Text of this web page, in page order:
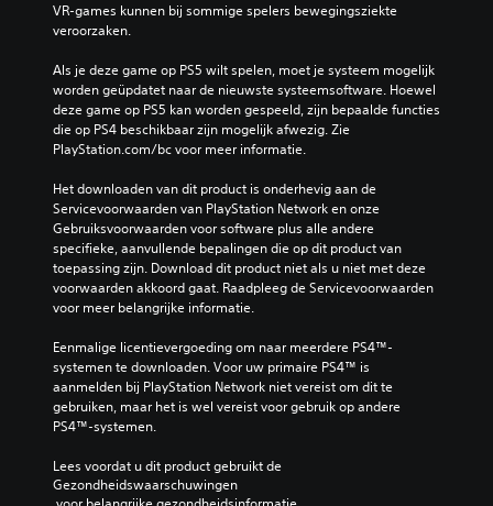
VR-games kunnen bij sommige spelers bewegingsziekte
veroorzaken.
Als je deze game op PS5 wilt spelen, moet je systeem mogelijk
worden geüpdatet naar de nieuwste systeemsoftware. Hoewel
deze game op PS5 kan worden gespeeld, zijn bepaalde functies
die op PS4 beschikbaar zijn mogelijk afwezig. Zie
PlayStation.com/bc voor meer informatie.
Het downloaden van dit product is onderhevig aan de
Servicevoorwaarden van PlayStation Network en onze
Gebruiksvoorwaarden voor software plus alle andere
specifieke, aanvullende bepalingen die op dit product van
toepassing zijn. Download dit product niet als u niet met deze
voorwaarden akkoord gaat. Raadpleeg de Servicevoorwaarden
voor meer belangrijke informatie.
Eenmalige licentievergoeding om naar meerdere PS4™-
systemen te downloaden. Voor uw primaire PS4™ is
aanmelden bij PlayStation Network niet vereist om dit te
gebruiken, maar het is wel vereist voor gebruik op andere
PS4™-systemen.
Lees voordat u dit product gebruikt de
Gezondheidswaarschuwingen